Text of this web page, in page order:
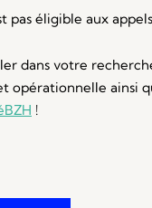
éligible aux
dans votre
opérationnelle ainsi
!